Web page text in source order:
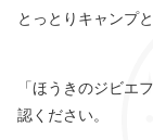
とっとりキャンプ
「ほうきのジビエ
認ください。